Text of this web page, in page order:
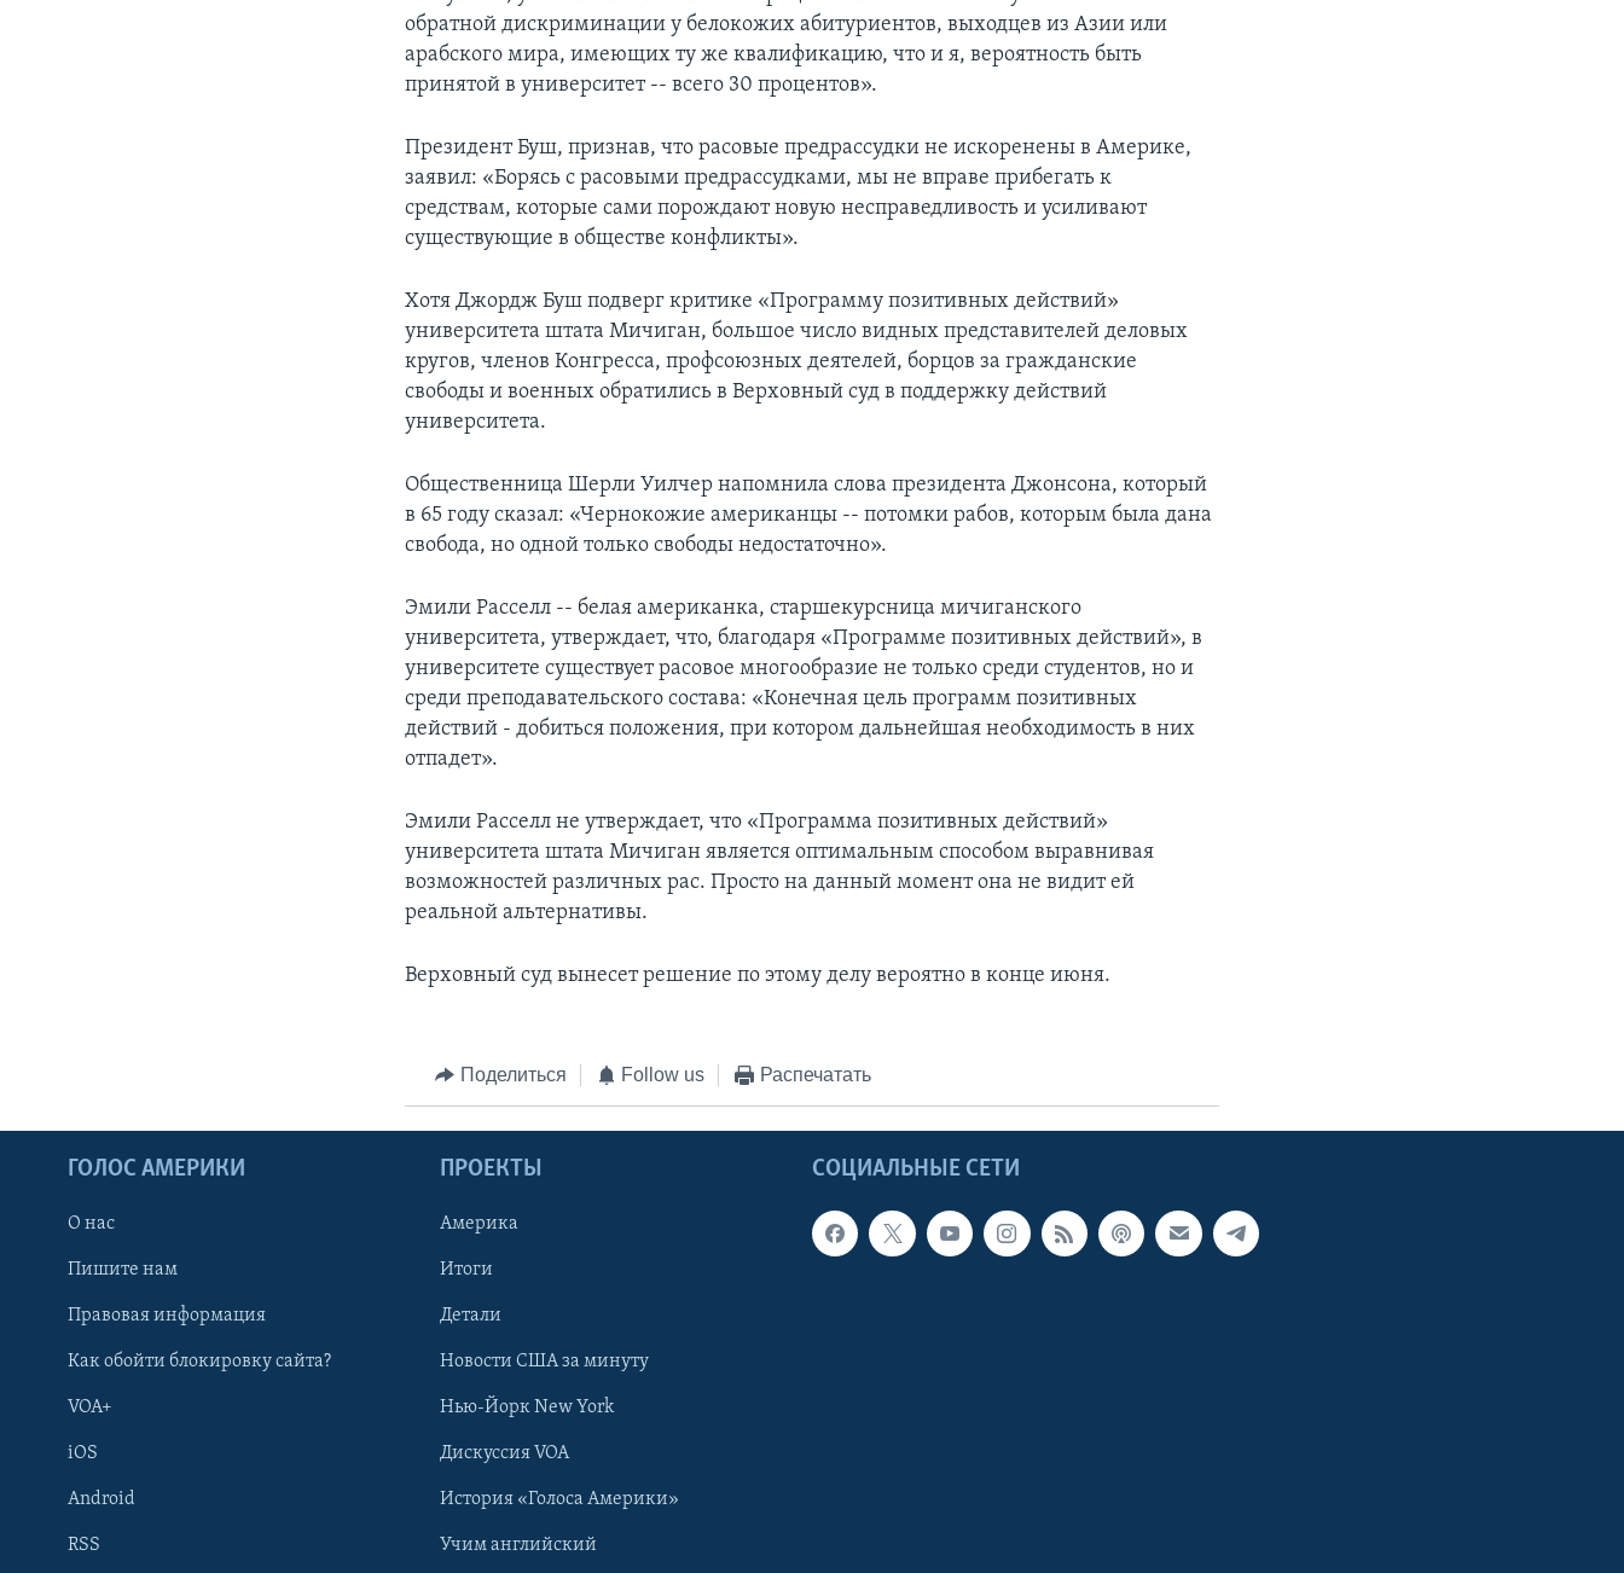
обратной дискриминации у белокожих абитуриентов, выходцев из Азии или
арабского мира, имеющих ту же квалификацию, что и я, вероятность быть
принятой в университет -- всего 30 процентов».
Президент Буш, признав, что расовые предрассудки не искоренены в Америке,
заявил: «Борясь с расовыми предрассудками, мы не вправе прибегать к
средствам, которые сами порождают новую несправедливость и усиливают
существующие в обществе конфликты».
Хотя Джордж Буш подверг критике «Программу позитивных действий»
университета штата Мичиган, большое число видных представителей деловых
кругов, членов Конгресса, профсоюзных деятелей, борцов за гражданские
свободы и военных обратились в Верховный суд в поддержку действий
университета.
Общественница Шерли Уилчер напомнила слова президента Джонсона, который
в 65 году сказал: «Чернокожие американцы -- потомки рабов, которым была дана
свобода, но одной только свободы недостаточно».
Эмили Расселл -- белая американка, старшекурсница мичиганского
университета, утверждает, что, благодаря «Программе позитивных действий», в
университете существует расовое многообразие не только среди студентов, но и
среди преподавательского состава: «Конечная цель программ позитивных
действий - добиться положения, при котором дальнейшая необходимость в них
отпадет».
Эмили Расселл не утверждает, что «Программа позитивных действий»
университета штата Мичиган является оптимальным способом выравнивая
возможностей различных рас. Просто на данный момент она не видит ей
реальной альтернативы.
Верховный суд вынесет решение по этому делу вероятно в конце июня.
Поделиться Follow us Распечатать
СОЦИАЛЬНЫЕ СЕТИ
ГОЛОС АМЕРИКИ
О нас
Пишите нам
Правовая информация
Как обойти блокировку сайта?
VOA+
iOS
Android
RSS
ПРОЕКТЫ
Америка
Итоги
Детали
Новости США за минуту
Нью-Йорк New York
Дискуссия VOA
История «Голоса Америки»
Учим английский